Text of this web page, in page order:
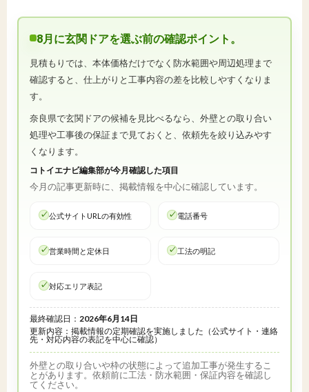
8月に玄関ドアを選ぶ前の確認ポイント。
見積もりでは、本体価格だけでなく防水範囲や周辺処理まで
確認すると、仕上がりと工事内容の差を比較しやすくなりま
す。
奈良県で玄関ドアの候補を見比べるなら、外壁との取り合い
処理や工事後の保証まで見ておくと、依頼先を絞り込みやす
くなります。
コトイエナビ編集部が今月確認した項目
今月の記事更新時に、掲載情報を中心に確認しています。
公式サイトURLの有効性 電話番号
営業時間と定休日 工法の明記
対応エリア表記
最終確認日： 2026年6月14日
更新内容：掲載情報の定期確認を実施しました（公式サイト・連絡
先・対応内容の表記を中心に確認）
外壁との取り合いや枠の状態によって追加工事が発生するこ
とがあります。依頼前に工法・防水範囲・保証内容を確認し
てください。